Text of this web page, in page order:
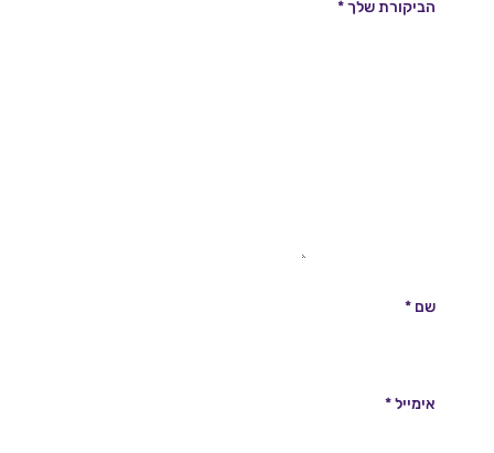
הביקורת שלך*
שם *
אימייל*